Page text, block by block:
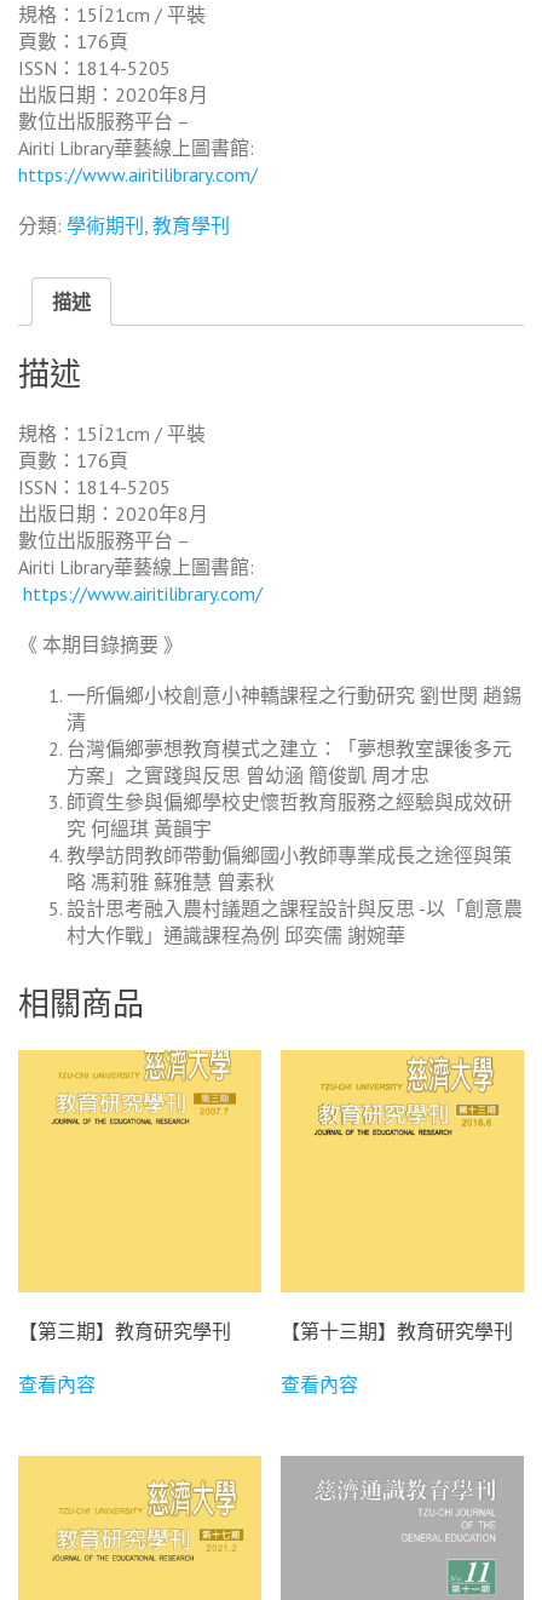
規格：15Í21cm / 平裝
頁數：176頁
ISSN：1814-5205
出版日期：2020年8月
數位出版服務平台 –
Airiti Library華藝線上圖書館:
https://www.airitilibrary.com/
分類: 學術期刊 教育學刊
描述
描述
規格：15Í21cm / 平裝
頁數：176頁
ISSN：1814-5205
出版日期：2020年8月
數位出版服務平台 –
Airiti Library華藝線上圖書館:
https://www.airitilibrary.com/
《 本期目錄摘要 》
一所偏鄉小校創意小神轎課程之行動研究 劉世閔 趙錫
清
台灣偏鄉夢想教育模式之建立：「夢想教室課後多元
方案」之實踐與反思 曾幼涵 簡俊凱 周才忠
師資生參與偏鄉學校史懷哲教育服務之經驗與成效研
究 何縕琪 黃韻宇
教學訪問教師帶動偏鄉國小教師專業成長之途徑與策
略 馮莉雅 蘇雅慧 曾素秋
設計思考融入農村議題之課程設計與反思 -以「創意農
村大作戰」通識課程為例 邱奕儒 謝婉華
相關商品
【第三期】教育研究學刊
查看內容
【第十三期】教育研究學刊
查看內容